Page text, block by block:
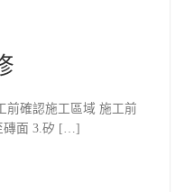
前確認施工區域 施工前
磚面 3.矽 […]